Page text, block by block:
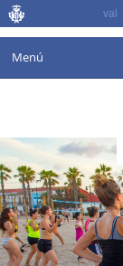
val
Menú
Agenda
Instalaciones
Comunicación
Valencia en deporte